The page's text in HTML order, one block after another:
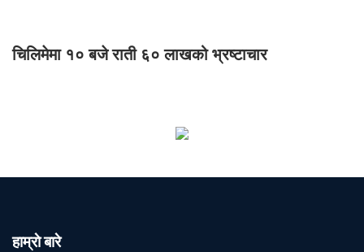
चिलिमेमा १० बजे राती ६० लाखको भ्रष्टाचार
हाम्राे बारे